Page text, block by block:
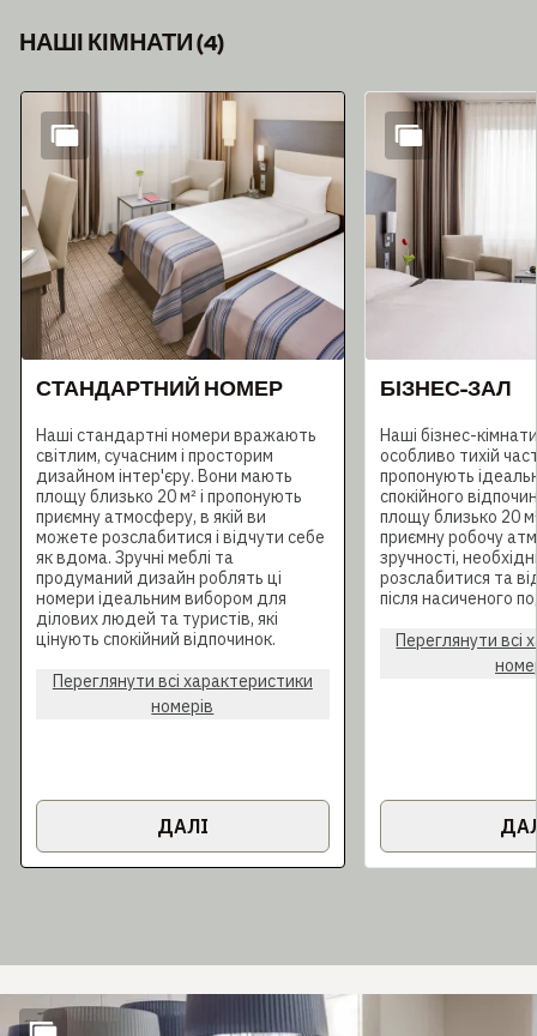
НАШІ КІМНАТИ(4)
Слайд 1 з 4
СТАНДАРТНИЙ НОМЕР
Наші стандартні номери вражають
світлим, сучасним і просторим
дизайном інтер'єру. Вони мають
площу близько 20 м² і пропонують
приємну атмосферу, в якій ви
можете розслабитися і відчути себе
як вдома. Зручні меблі та
продуманий дизайн роблять ці
номери ідеальним вибором для
ділових людей та туристів, які
цінують спокійний відпочинок.
Переглянути всі характеристики
номерів
ДАЛІ
БІЗНЕС-ЗАЛ
Наші бізнес-
особливо тихій
пропонують
спокійного
площу близько 20
приємну робочу
зручності,
розслабитися та
після насиченого
Переглянути всі